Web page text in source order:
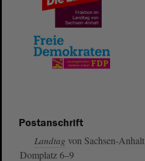
Postanschrift
Landtag von Sachsen-Anhalt
Domplatz 6–9